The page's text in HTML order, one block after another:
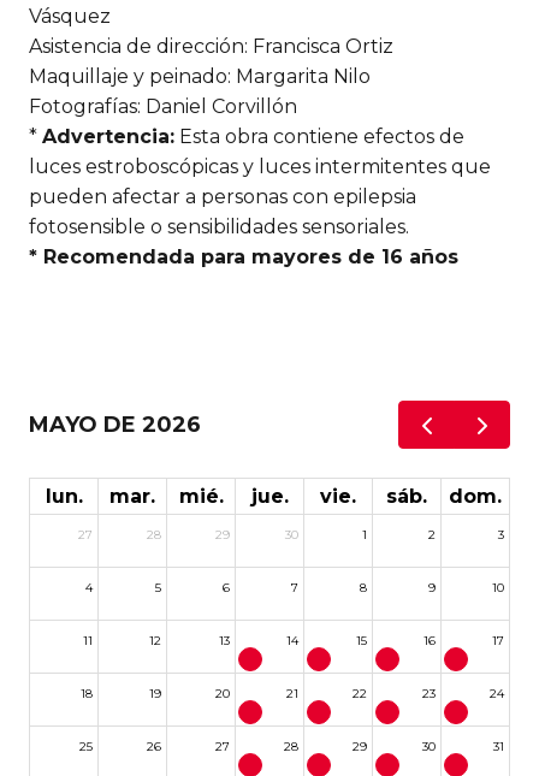
Vásquez
Asistencia de dirección: Francisca Ortiz
Maquillaje y peinado: Margarita Nilo
Fotografías: Daniel Corvillón
* Advertencia: Esta obra contiene efectos de
luces estroboscópicas y luces intermitentes que
pueden afectar a personas con epilepsia
fotosensible o sensibilidades sensoriales.
* Recomendada para mayores de 16 años
MAYO DE 2026
lun. mar. mié. jue. vie. sáb. dom.
27 28 29 30 1 2 3
4 5 6 7 8 9 10
11 12 13 14 15 16 17
18 19 20 21 22 23 24
25 26 27 28 29 30 31